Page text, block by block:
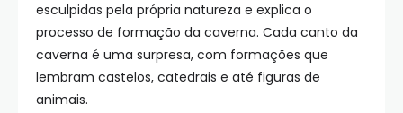
esculpidas pela própria natureza e explica o
processo de formação da caverna. Cada canto da
caverna é uma surpresa, com formações que
lembram castelos, catedrais e até figuras de
animais.